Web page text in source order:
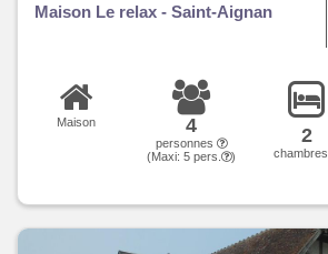
Maison Le relax - Saint-Aignan
Maison 4
personnes
(Maxi: 5 pers. )
2
chambres